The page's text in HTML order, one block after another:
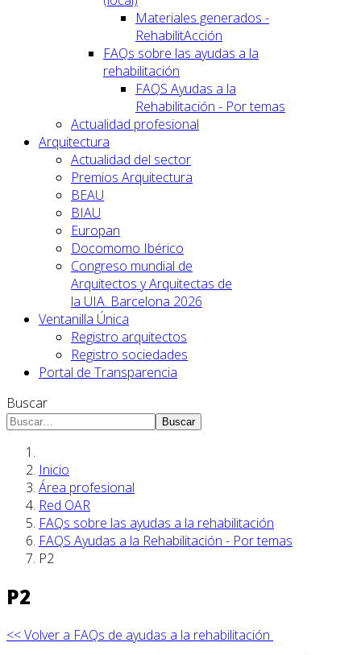
Materiales generados -
RehabilitAcción
FAQs sobre las ayudas a la
rehabilitación
FAQS Ayudas a la
Rehabilitación - Por temas
Actualidad profesional
Arquitectura
Actualidad del sector
Premios Arquitectura
BEAU
BIAU
Europan
Docomomo Ibérico
Congreso mundial de
Arquitectos y Arquitectas de
la UIA. Barcelona 2026
Ventanilla Única
Registro arquitectos
Registro sociedades
Portal de Transparencia
Buscar
Buscar
Inicio
Área profesional
Red OAR
FAQs sobre las ayudas a la rehabilitación
FAQS Ayudas a la Rehabilitación - Por temas
P2
P2
<< Volver a FAQs de ayudas a la rehabilitación